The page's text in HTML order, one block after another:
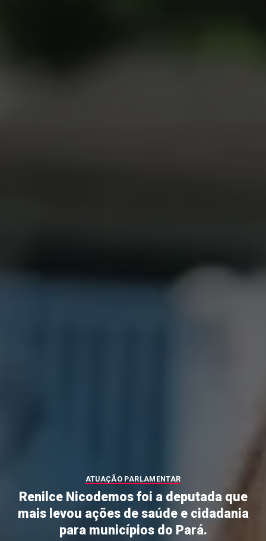
ATUAÇÃO PARLAMENTAR
Renilce Nicodemos foi a deputada que
mais levou ações de saúde e cidadania
para municípios do Pará.